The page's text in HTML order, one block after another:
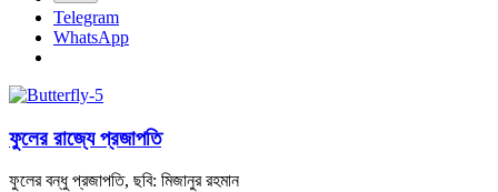
Telegram
WhatsApp
ফুলের রাজ্যে প্রজাপতি
ফুলের বন্ধু প্রজাপতি, ছবি: মিজানুর রহমান